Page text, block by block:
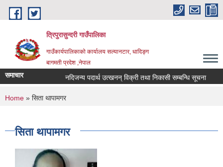
Skip to main content
त्रिपुरासुन्दरी गाउँपालिका
गाउँकार्यपालिकाको कार्यालय सल्यानटार, धादिङ्ग
बागमती प्रदेश ,नेपाल
समाचार नदिजन्य पदार्थ उत्खनन् विक्री तथा निकासी सम्बन्धि सूचना
You are here
Home » सिता थापामगर
सिता थापामगर